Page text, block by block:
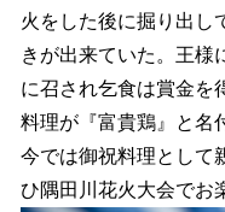
火をした後に掘り出し
きが出来ていた。王様
に召され乞食は賞金を
料理が『富貴鶏』と名
今では御祝料理として
ひ隅田川花火大会でお